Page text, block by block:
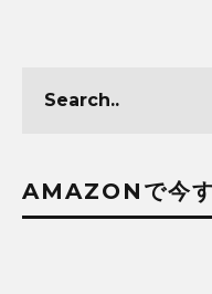
AMAZONで今す